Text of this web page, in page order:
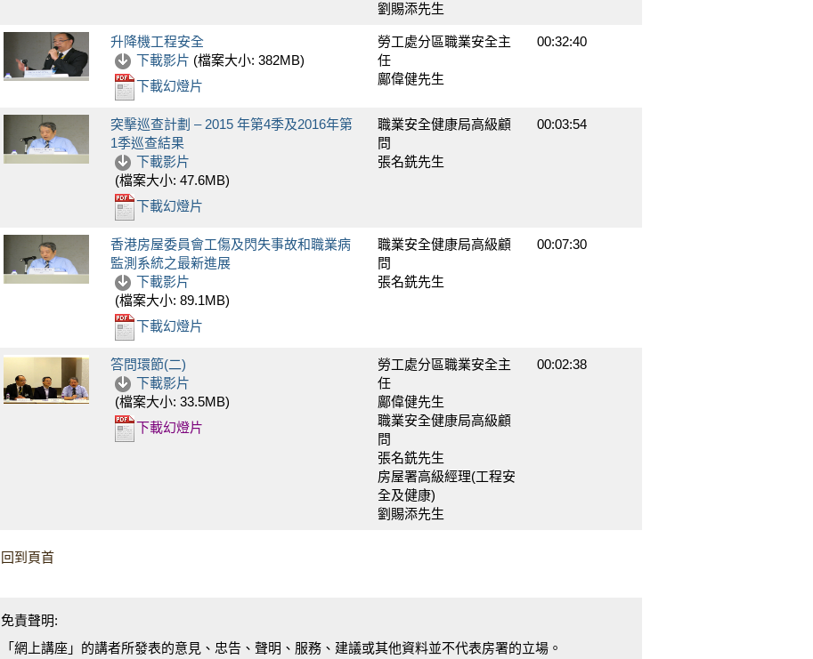
劉賜添先生
升降機工程安全
勞工處分區職業安全主
任
鄺偉健先生
00:32:40
下載影片 (檔案大小:382MB)
下載幻燈片
突擊巡查計劃 – 2015 年第4季及2016年第
1季巡查結果
職業安全健康局高級顧
問
張名銑先生
00:03:54
下載影片
(檔案大小:47.6MB)
下載幻燈片
香港房屋委員會工傷及閃失事故和職業病
監測系統之最新進展
職業安全健康局高級顧
問
張名銑先生
00:07:30
下載影片
(檔案大小:89.1MB)
下載幻燈片
答問環節(二)
勞工處分區職業安全主
任
鄺偉健先生
職業安全健康局高級顧
問
張名銑先生
房屋署高級經理(工程安
全及健康)
劉賜添先生
00:02:38
下載影片
(檔案大小:33.5MB)
下載幻燈片
回到頁首
免責聲明:
「網上講座」的講者所發表的意見、忠告、聲明、服務、建議或其他資料並不代表房署的立場。